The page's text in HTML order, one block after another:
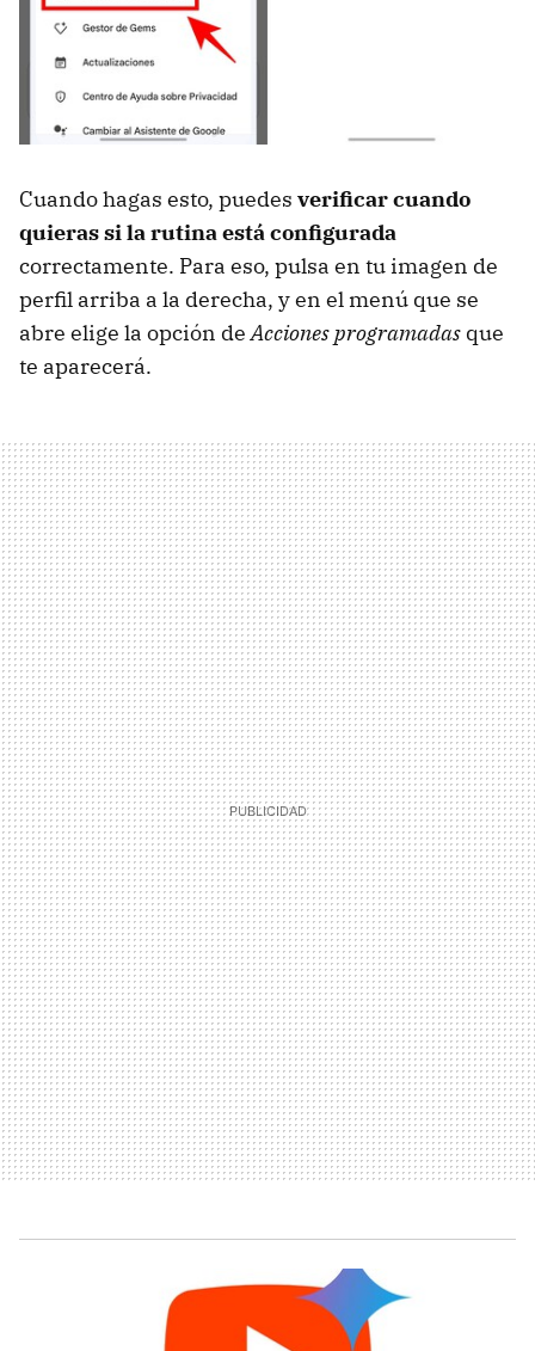
Cuando hagas esto, puedes verificar cuando
quieras si la rutina está configurada
correctamente. Para eso, pulsa en tu imagen de
perfil arriba a la derecha, y en el menú que se
abre elige la opción deAcciones programadas que
te aparecerá.